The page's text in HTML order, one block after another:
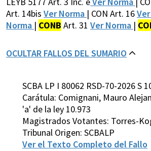
Art. 14bis Ver Norma | CON Art. 16
Norma | CONB Art. 31 Ver Norma |
OCULTAR FALLOS DEL SUMARIO
SCBA LP I 80062 RSD-70-2026 S
Carátula: Comignani, Mauro
'a' de la ley 10.973
Magistrados Votantes: Torres-
Tribunal Origen: SCBALP
Ver el Texto Completo del Fallo